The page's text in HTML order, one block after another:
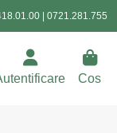
0721.281.755
Cos